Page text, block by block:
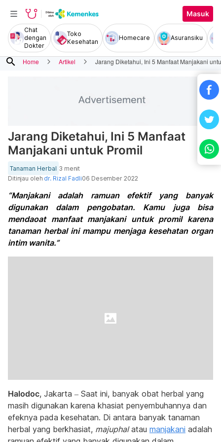
Masuk
Chat
dengan
Dokter
Toko
Kesehatan
Homecare Asuransiku
search Home Artikel Jarang Diketahui, Ini 5 Manfaat Manjakani
Jarang Diketahui, Ini 5 Manfaat
Manjakani untuk Promil
Tanaman Herbal 3 menit
Ditinjau oleh dr. Rizal Fadli06 Desember 2022
“Manjakani adalah ramuan efektif yang banyak
digunakan dalam pengobatan. Kamu juga bisa
mendaoat manfaat manjakani untuk promil karena
tanaman herbal ini mampu menjaga kesehatan organ
intim wanita.”
Halodoc, Jakarta – Saat ini, banyak obat herbal yang
masih digunakan karena khasiat penyembuhannya dan
efeknya pada kesehatan. Di antara banyak tanaman
herbal yang berkhasiat, majuphalatau manjakani adalah